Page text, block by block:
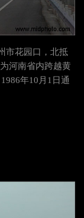
市花园口，北抵
河南省内跨越黄
年10月1日通